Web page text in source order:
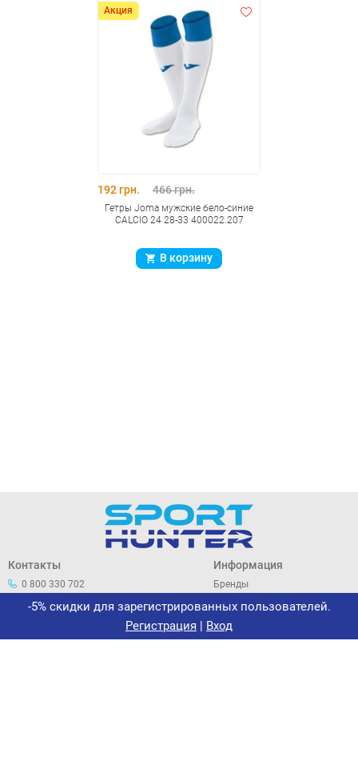
-5% скидки для зарегистрированных пользователей.
Регистрация | Вход
Акция
192 грн. 466 грн.
Гетры Joma мужские бело-синие
CALCIO 24 28-33 400022.207
В корзину
Контакты
0 800 330 702
044 33 44 305
office@sporthunter.com.ua
Информация
Бренды
конфиденциальности